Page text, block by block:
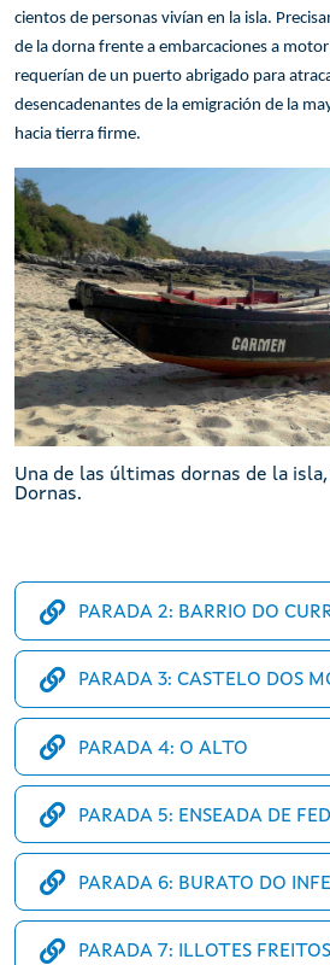
cientos de personas vivían en la isla.
de la dorna frente a embarcaciones a
requerían de un puerto abrigado para
desencadenantes de la emigración de la
hacia tierra firme.
Una de las últimas dornas de la
Dornas.
PARADA 2: BARRIO DO
PARADA 3: CASTELO DOS
PARADA 4: O ALTO
PARADA 5: ENSEADA DE
PARADA 6: BURATO DO
PARADA 7: ILLOTES